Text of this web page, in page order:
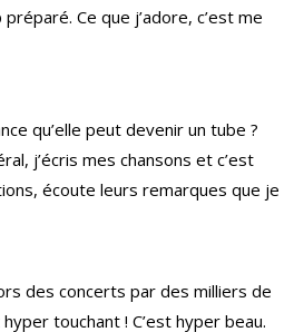
Ce que j’adore, c’est me
qu’elle peut devenir un tube ?
j’écris mes chansons et c’est
écoute leurs remarques que je
des concerts par des milliers de
touchant ! C’est hyper beau.